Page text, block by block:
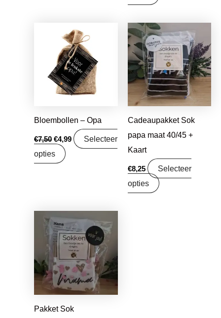
Bloembollen – Opa
€7,50
prijs
was:
€7,50.
€4,99
prijs
is:
€4,99.
Selecteer
opties
Cadeaupakket Sok
papa maat 40/45 +
Kaart
€8,25
Selecteer
opties
Pakket Sok